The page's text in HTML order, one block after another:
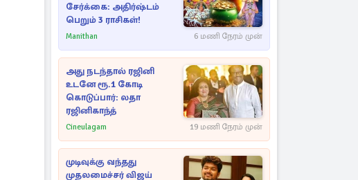
சேர்க்கை: அதிர்ஷ்டம்
பெறும் 3 ராசிகள்!
Manithan 6 மணி நேரம் முன்
அது நடந்தால் ரஜினி
உடனே ரூ.1 கோடி
கொடுப்பார்: லதா
ரஜினிகாந்த்
Cineulagam 19 மணி நேரம் முன்
முடிவுக்கு வந்தது
முதலமைச்சர் விஜய்